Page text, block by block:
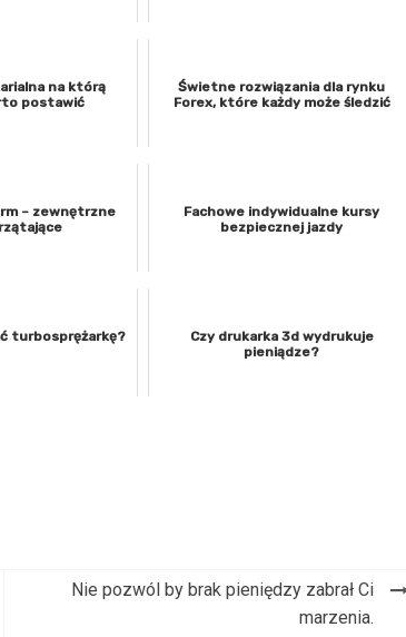
na którą
postawić
Świetne rozwiązania dla rynku
Forex, które każdy może śledzić
– zewnętrzne
Fachowe indywidualne kursy
bezpiecznej jazdy
turbosprężarkę?
Czy drukarka 3d wydrukuje
pieniądze?
Nie pozwól by brak pieniędzy zabrał Ci
marzenia.